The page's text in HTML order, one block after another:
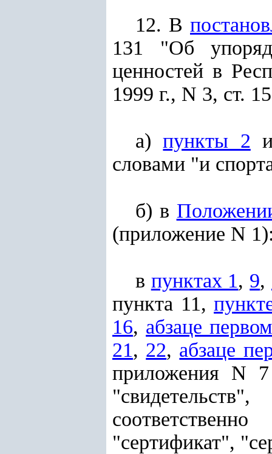
12. В
131 "Об
ценностей в
1999 г., N 3, ст.
а)пункты 2
словами "и
б) в
(приложение N
в пунктах 1, 9,
пункта 11,
16, абзаце
21, 22, абзаце
приложения N
"сертификат",